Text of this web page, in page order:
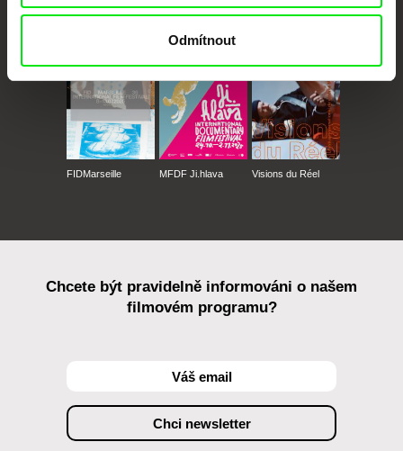
Odmítnout
CPH:DOX
Against Gravity
FIDMarseille MFDF Ji.hlava Visions du Réel
Chcete být pravidelně informováni o našem
filmovém programu?